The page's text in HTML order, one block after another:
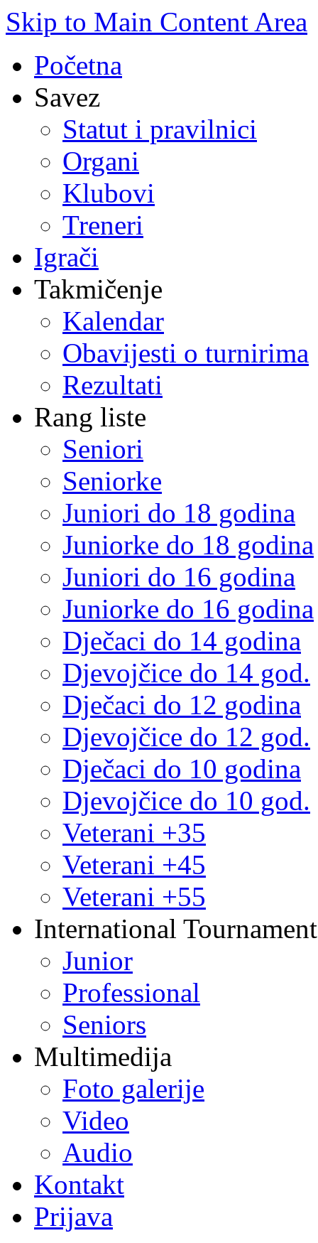
Skip to Main Content Area
Početna
Savez
Statut i pravilnici
Organi
Klubovi
Treneri
Igrači
Takmičenje
Kalendar
Obavijesti o turnirima
Rezultati
Rang liste
Seniori
Seniorke
Juniori do 18 godina
Juniorke do 18 godina
Juniori do 16 godina
Juniorke do 16 godina
Dječaci do 14 godina
Djevojčice do 14 god.
Dječaci do 12 godina
Djevojčice do 12 god.
Dječaci do 10 godina
Djevojčice do 10 god.
Veterani +35
Veterani +45
Veterani +55
International
Junior
Professional
Seniors
Multimedija
Foto galerije
Video
Audio
Kontakt
Prijava